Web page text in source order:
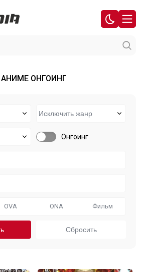
АНИМЕ ОНГОИНГ
Онгоинг
OVA ONA Фильм